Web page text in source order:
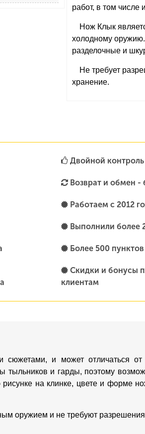
работ, в том числе
Нож Клык
холодному
разделочные и
Не требует
хранение.
Двойной контроль
Возврат и обмен -
Работаем с 2012
Выполнили более
Более 500
Скидки и бонусы
клиентам
сюжетами, и может отличаться
тыльников и гарды, поэтому
на клинке, цвете и форме
оружием и не требуют